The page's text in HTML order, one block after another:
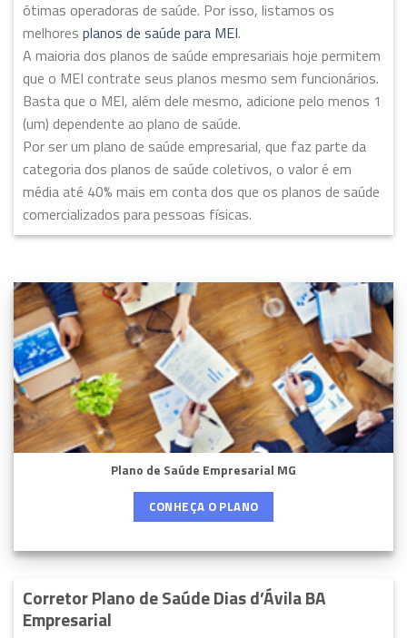
ótimas operadoras de saúde. Por isso, listamos os
melhores planos de saúde para MEI.
A maioria dos planos de saúde empresariais hoje permitem
que o MEI contrate seus planos mesmo sem funcionários.
Basta que o MEI, além dele mesmo, adicione pelo menos 1
(um) dependente ao plano de saúde.
Por ser um plano de saúde empresarial, que faz parte da
categoria dos planos de saúde coletivos, o valor é em
média até 40% mais em conta dos que os planos de saúde
comercializados para pessoas físicas.
Plano de Saúde Empresarial MG
CONHEÇA O PLANO
Corretor Plano de Saúde Dias d’Ávila BA
Empresarial